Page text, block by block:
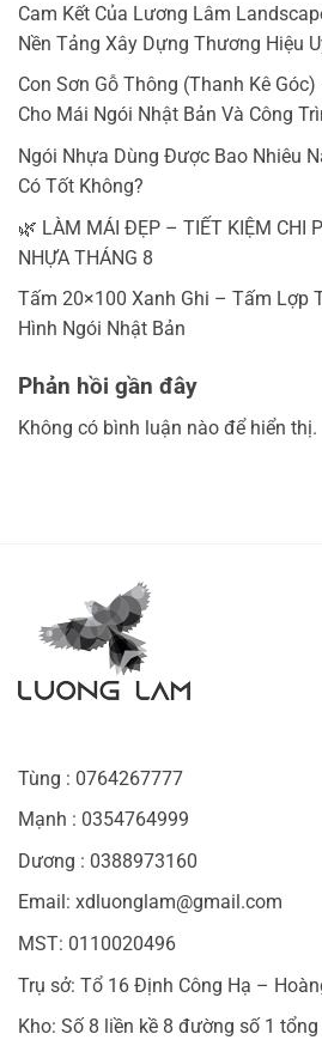
Cam Kết Của Lương Lâm
Nền Tảng Xây Dựng Thương Hiệu
Con Sơn Gỗ Thông (Thanh Kê
Cho Mái Ngói Nhật Bản Và Công
Ngói Nhựa Dùng Được Bao Nhiêu
Có Tốt Không?
🌿 LÀM MÁI ĐẸP – TIẾT KIỆM CHI
NHỰA THÁNG 8
Tấm 20×100 Xanh Ghi – Tấm Lợp
Hình Ngói Nhật Bản
Phản hồi gần đây
Không có bình luận nào để hiển thị.
Tùng : 0764267777
Mạnh : 0354764999
Dương : 0388973160
Email: xdluonglam@gmail.com
MST: 0110020496
Trụ sở: Tổ 16 Định Công Hạ –
Kho: Số 8 liền kề 8 đường số 1